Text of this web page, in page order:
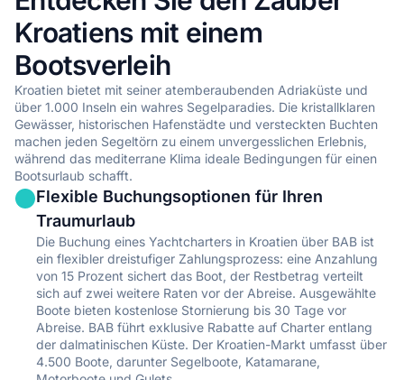
•Professionelle Navigation und Sicherheit mit lokaler Kroatien-
Expertise
Lokales Wissen und Empfehlungen für versteckte Schätze in
Kroatien
•Entspanntes Segelerlebnis in den wunderschönen Gewässern
von Kroatien
• Keine Lizenz erforderlich für Ihr Yachtcharter-Abenteuer in
Kroatien
Alle Charteroptionen mit Skipper in Kroatien anzeigen
Crew an Board
Das ultimative Luxus-Yachtcharter-Erlebnis in Kroatien mit
vollem professionellem Service.
Vollständige Entspannung und Komfort während Ihrer
Bootsreise in Kroatien
Professioneller Crew-Service, der auf Ihre Bedürfnisse
Kroatiens mit einem
Bootsverleih
Kroatien bietet mit seiner atemberaubenden Adriaküste und
über 1.000 Inseln ein wahres Segelparadies. Die kristallklaren
Gewässer, historischen Hafenstädte und versteckten Buchten
machen jeden Segeltörn zu einem unvergesslichen Erlebnis,
während das mediterrane Klima ideale Bedingungen für einen
Bootsurlaub schafft.
Flexible Buchungsoptionen für Ihren
Traumurlaub
Die Buchung eines Yachtcharters in Kroatien über BAB ist
ein flexibler dreistufiger Zahlungsprozess: eine Anzahlung
von 15 Prozent sichert das Boot, der Restbetrag verteilt
sich auf zwei weitere Raten vor der Abreise. Ausgewählte
Boote bieten kostenlose Stornierung bis 30 Tage vor
Abreise. BAB führt exklusive Rabatte auf Charter entlang
der dalmatinischen Küste. Der Kroatien-Markt umfasst über
4.500 Boote, darunter Segelboote, Katamarane,